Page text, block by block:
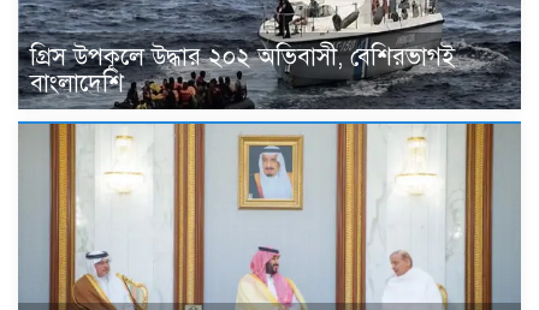
গ্রিস উপকূলে উদ্ধার ২০২ অভিবাসী, বেশিরভাগই
বাংলাদেশি